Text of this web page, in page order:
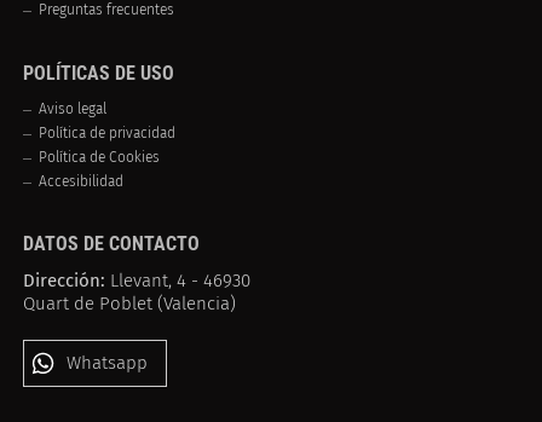
Preguntas frecuentes
POLÍTICAS DE USO
Aviso legal
Política de privacidad
Política de Cookies
Accesibilidad
DATOS DE CONTACTO
Dirección: Llevant, 4 - 46930
Quart de Poblet (Valencia)
Whatsapp